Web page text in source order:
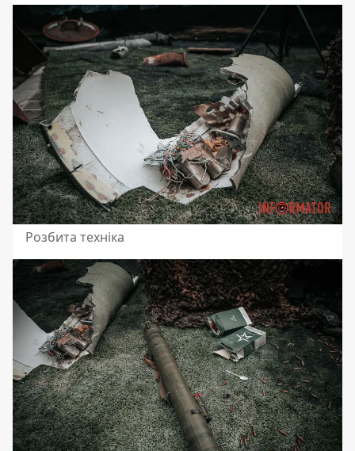
Розбита техніка